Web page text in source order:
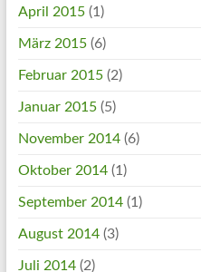
April 2015(1)
März 2015(6)
Februar 2015(2)
Januar 2015(5)
November 2014(6)
Oktober 2014(1)
September 2014(1)
August 2014(3)
Juli 2014(2)